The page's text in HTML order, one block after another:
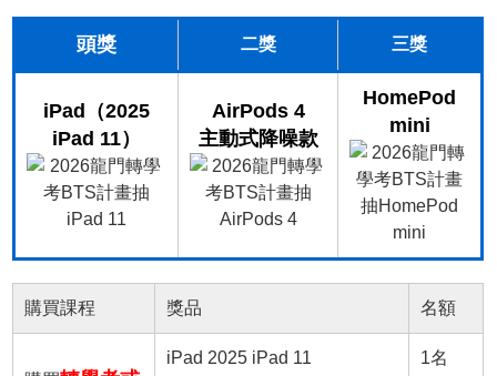
頭獎 二獎 三獎
iPad（2025
iPad 11）
AirPods 4
主動式降噪款
HomePod
mini
購買課程 獎品 名額
iPad 2025 iPad 11 1名